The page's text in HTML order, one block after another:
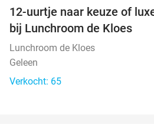
12-uurtje naar keuze of
bij Lunchroom de Kloes
Lunchroom de Kloes
Geleen
Verkocht: 65